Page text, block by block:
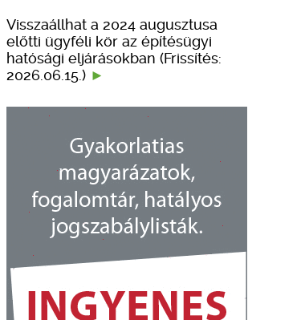
Visszaállhat a 2024 augusztusa
előtti ügyféli kör az építésügyi
hatósági eljárásokban (Frissítés:
2026.06.15.)